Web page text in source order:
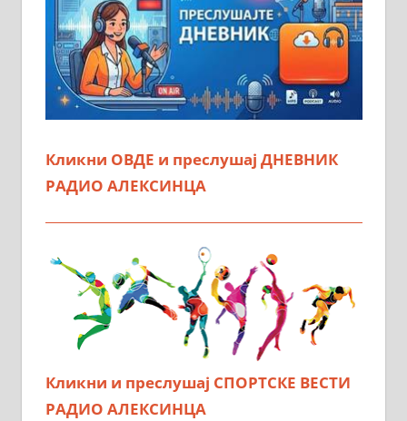
Кликни ОВДЕ и преслушај ДНЕВНИК
РАДИО АЛЕКСИНЦА
Кликни и преслушај СПОРТСКЕ ВЕСТИ
РАДИО АЛЕКСИНЦА